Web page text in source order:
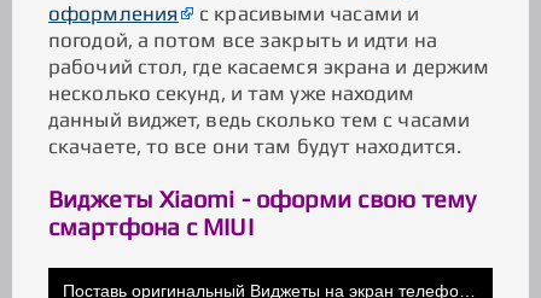
оформления
с красивыми часами и
погодой, а потом все закрыть и идти на
рабочий стол, где касаемся экрана и держим
несколько секунд, и там уже находим
данный виджет, ведь сколько тем с часами
скачаете, то все они там будут находится.
Виджеты Xiaomi - оформи свою тему
смартфона с MIUI